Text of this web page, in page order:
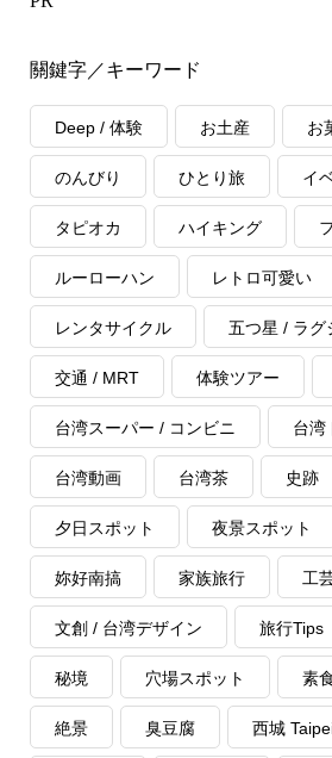
關鍵字／キーワード
Deep / 体験 お土産 お
のんびり ひとり旅 イ
タピオカ ハイキング
ルーローハン レトロ可愛い
レンタサイクル 五つ星 / ラグ
交通 / MRT 体験ツアー
台湾スーパー / コンビニ 台湾
台湾動画 台湾茶 史跡
夕日スポット 夜景スポット
妳好南搞 家族旅行 工
文創 / 台湾デザイン 旅行Tips
秘境 穴場スポット 素
絶景 臭豆腐 西城